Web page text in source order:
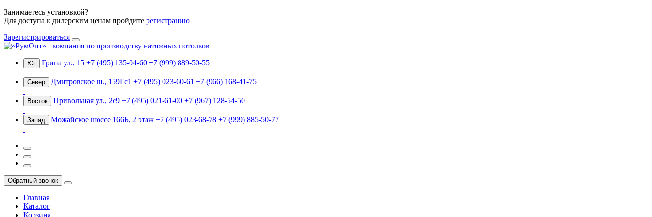
Занимаетесь установкой?
Для доступа к дилерским ценам пройдите регистрацию
Зарегистрироваться
Юг Грина ул., 15 +7 (495) 135-04-60 +7 (999) 889-50-55
Север Дмитровское ш., 159Гс1 +7 (495) 023-60-61 +7 (966) 168-41-75
Восток Привольная ул., 2с9 +7 (495) 021-61-00 +7 (967) 128-54-50
Запад Можайское шоссе 166Б, 2 этаж +7 (495) 023-68-78 +7 (999) 885-50-77
Обратный звонок
Главная
Каталог
Корзина